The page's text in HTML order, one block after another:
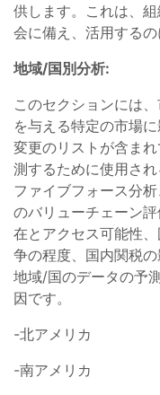
供します。これは、
会に備え、活用するの
地域/国別分析:
このセクションには
を与える特定の市場
変更のリストが含ま
測するために使用さ
ファイブフォース分
のバリューチェーン
在とアクセス可能性
争の程度、国内関税
地域/国のデータの予
因です。
-北アメリカ
-南アメリカ